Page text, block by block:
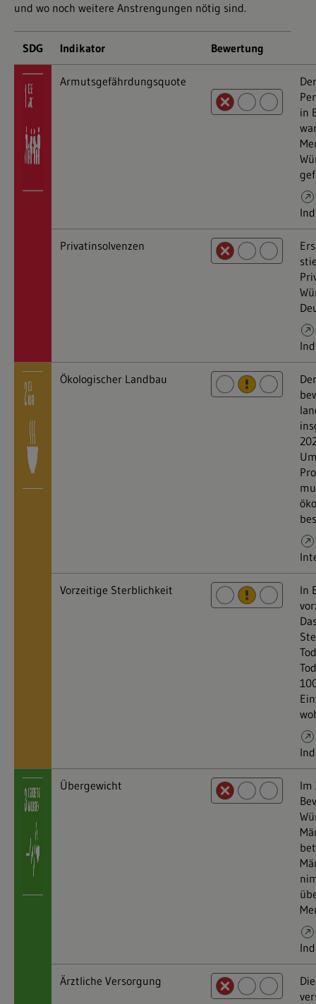
und wo noch weitere Anstrengungen nötig sind.
SDG Indikator Bewertung
Armutsgefährdungsquote
in
Privatinsolvenzen
Ökologischer Landbau
Vorzeitige Sterblichkeit
In
Übergewicht
Im
Ärztliche Versorgung